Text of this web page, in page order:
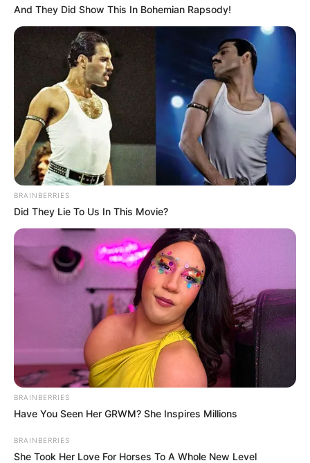
And They Did Show This In Bohemian Rapsody!
BRAINBERRIES
Did They Lie To Us In This Movie?
BRAINBERRIES
Have You Seen Her GRWM? She Inspires Millions
BRAINBERRIES
She Took Her Love For Horses To A Whole New Level